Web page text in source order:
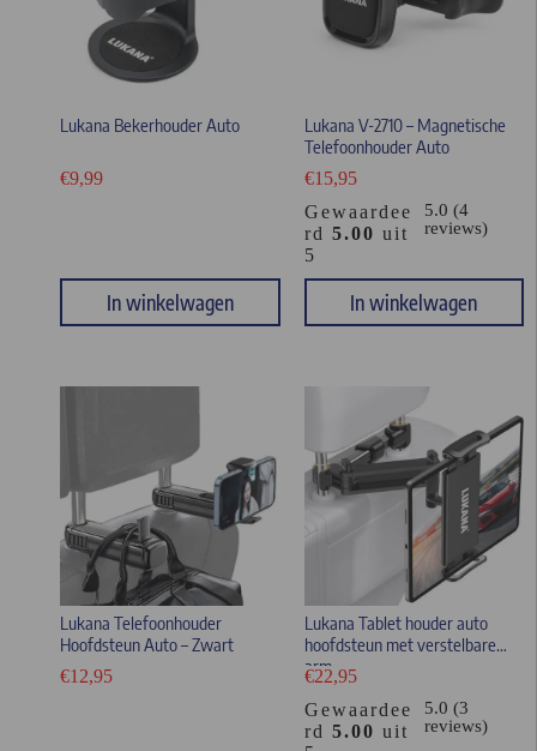
Lukana Bekerhouder Auto
€9,99
In winkelwagen
Lukana V-2710 – Magnetische
Telefoonhouder Auto
€15,95
Gewaardee
rd 5.00 uit
5
5.0 (4
reviews)
In winkelwagen
Lukana Telefoonhouder
Hoofdsteun Auto – Zwart
€12,95
Lukana Tablet houder auto
hoofdsteun met verstelbare
arm
€22,95
Gewaardee
rd 5.00 uit
5.0 (3
reviews)